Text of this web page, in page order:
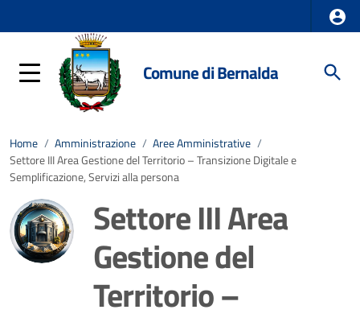
Comune di Bernalda
Home / Amministrazione / Aree Amministrative /
Settore III Area Gestione del Territorio – Transizione Digitale e
Semplificazione, Servizi alla persona
Settore III Area
Gestione del
Territorio –